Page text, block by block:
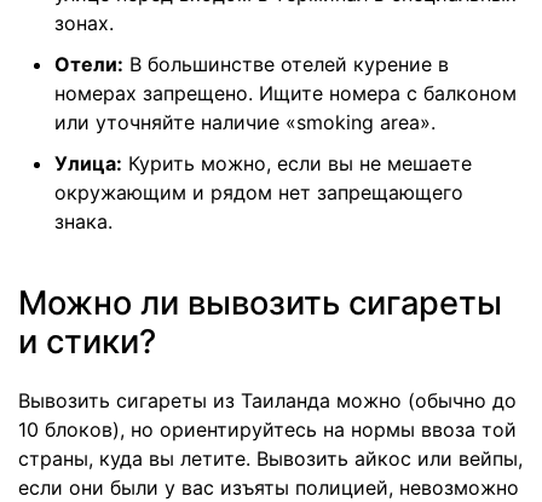
зонах.
Отели: В большинстве отелей курение в
номерах запрещено. Ищите номера с балконом
или уточняйте наличие «smoking area».
Улица: Курить можно, если вы не мешаете
окружающим и рядом нет запрещающего
знака.
Можно ли вывозить сигареты
и стики?
Вывозить сигареты из Таиланда можно (обычно до
10 блоков), но ориентируйтесь на нормы ввоза той
страны, куда вы летите. Вывозить айкос или вейпы,
если они были у вас изъяты полицией, невозможно